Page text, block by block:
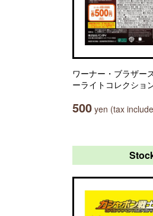
ワーナー・ブラザー
ーライトコレクショ
500 yen (tax